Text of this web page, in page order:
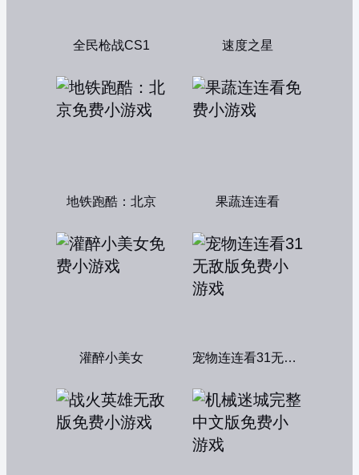
全民枪战CS1 速度之星
地铁跑酷：北京 果蔬连连看
灌醉小美女 宠物连连看31无敌版